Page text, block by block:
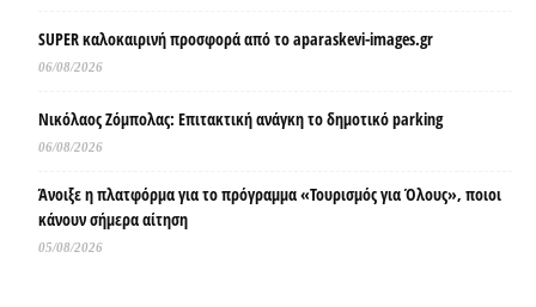
SUPER καλοκαιρινή προσφορά από το aparaskevi-images.gr
06/08/2026
Νικόλαος Ζόμπολας: Επιτακτική ανάγκη το δημοτικό parking
06/08/2026
Άνοιξε η πλατφόρμα για το πρόγραμμα «Τουρισμός για Όλους», ποιοι
κάνουν σήμερα αίτηση
05/08/2026